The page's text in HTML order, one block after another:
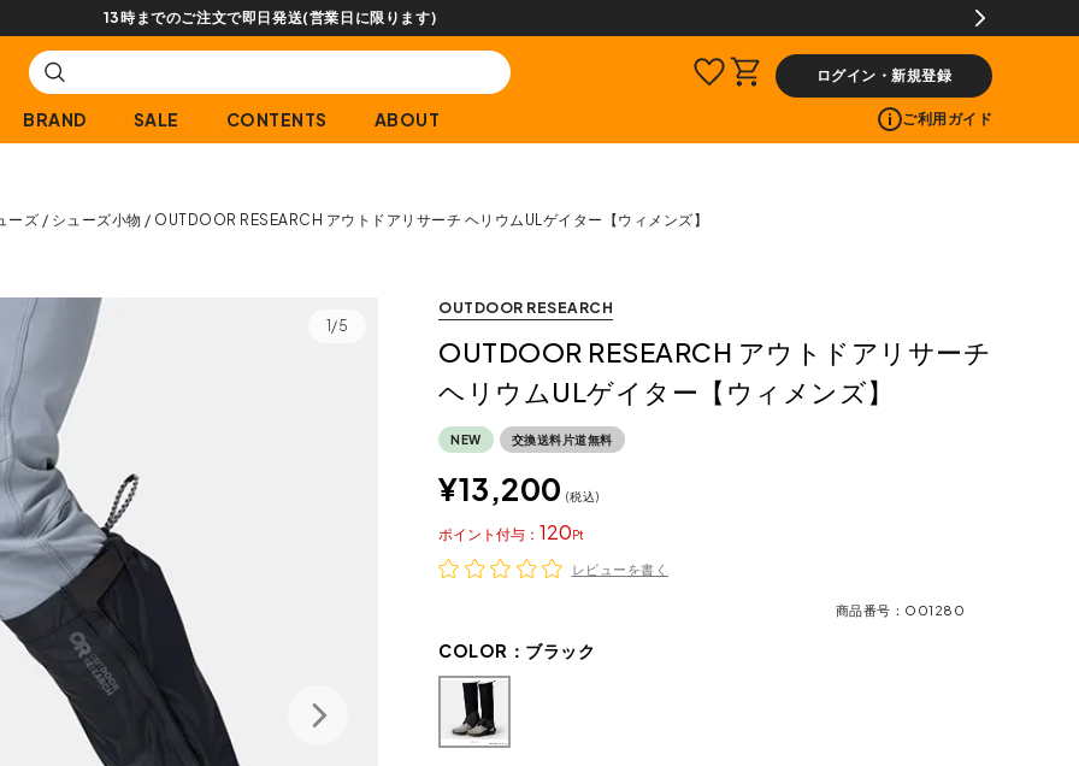
【会員限定】交換送料片道無料サービス
ログイン・新規登録
BRAND SALE CONTENTS ABOUT ご利用ガイド
ーズ シューズ小物 OUTDOOR RESEARCH アウトドアリサーチ ヘリウムULゲイター【ウィメンズ】
1/5
OUTDOOR RESEARCH
OUTDOOR RESEARCH アウトドアリサーチ
ヘリウムULゲイター【ウィメンズ】
NEW 交換送料片道無料
¥13,200 税込
120
ポイント
レビューを書く
商品番号 O01280
COLOR： ブラック